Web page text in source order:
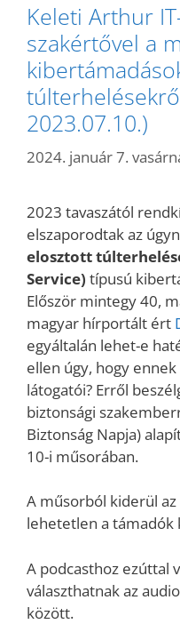
Keleti Arthur
szakértővel a
2023.07.10.)
2024. január 7.
2023 tavaszától
elszaporodtak az
elosztott
Service) típusú
Először mintegy 40,
magyar hírportált ért
egyáltalán lehet-e
ellen úgy, hogy
látogatói? Erről
biztonsági
Biztonság Napja)
10-i műsorában.
A műsorból kiderül
lehetetlen a támadók
A podcasthoz ezúttal
választhatnak az
között.